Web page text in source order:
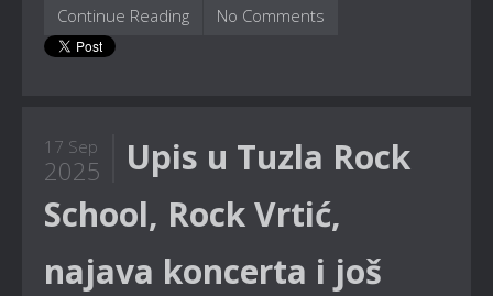
Continue Reading No Comments
17 Sep
2025
Upis u Tuzla Rock
School, Rock Vrtić,
najava koncerta i još